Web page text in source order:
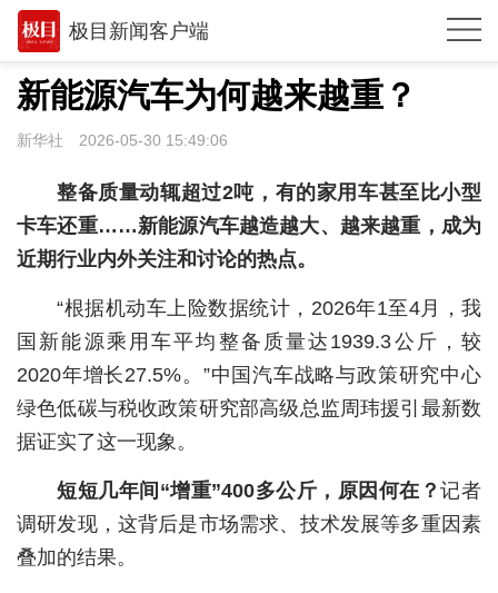
极目新闻客户端
推荐
观点
湖北
武汉
世相
环球
专题
极客圈
经济
城建
新能源汽车为何越来越重？
新华社 2026-05-30 15:49:06
整备质量动辄超过2吨，有的家用车甚至比小型
卡车还重……新能源汽车越造越大、越来越重，成为
近期行业内外关注和讨论的热点。
“根据机动车上险数据统计，2026年1至4月，我
国新能源乘用车平均整备质量达1939.3公斤，较
2020年增长27.5%。”中国汽车战略与政策研究中心
绿色低碳与税收政策研究部高级总监周玮援引最新数
据证实了这一现象。
短短几年间“增重”400多公斤，原因何在？记者
调研发现，这背后是市场需求、技术发展等多重因素
叠加的结果。